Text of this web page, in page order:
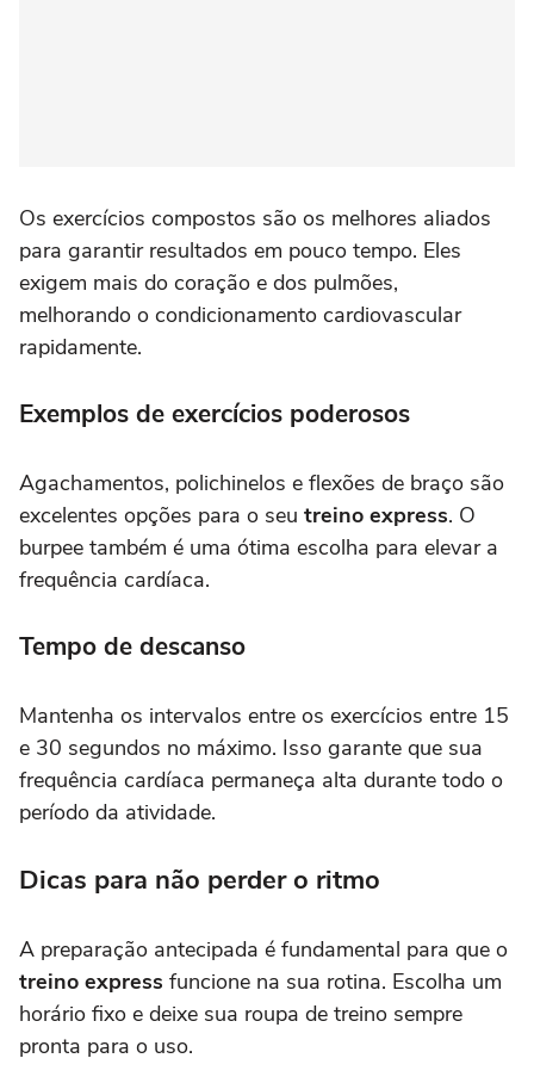
Os exercícios compostos são os melhores aliados
para garantir resultados em pouco tempo. Eles
exigem mais do coração e dos pulmões,
melhorando o condicionamento cardiovascular
rapidamente.
Exemplos de exercícios poderosos
Agachamentos, polichinelos e flexões de braço são
excelentes opções para o seu treino express. O
burpee também é uma ótima escolha para elevar a
frequência cardíaca.
Tempo de descanso
Mantenha os intervalos entre os exercícios entre 15
e 30 segundos no máximo. Isso garante que sua
frequência cardíaca permaneça alta durante todo o
período da atividade.
Dicas para não perder o ritmo
A preparação antecipada é fundamental para que o
treino express funcione na sua rotina. Escolha um
horário fixo e deixe sua roupa de treino sempre
pronta para o uso.